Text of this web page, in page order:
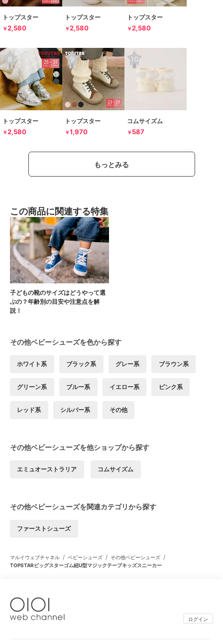
トップスター
￥2,580
トップスター
￥2,580
トップスター
￥2,580
トップスター
￥2,580
トップスター
￥1,970
コムサイズム
￥ 587
もっとみる
この商品に関連する特集
子どもの靴のサイズはどうやって選
ぶの？年齢別の目安や注意点を解
説！
その他ベビーシューズを色から探す
ホワイト系 ブラック系 グレー系 ブラウン系
グリーン系 ブルー系 イエロー系 ピンク系
レッド系 シルバー系 その他
その他ベビーシューズを他ショップから探す
エミュオーストラリア コムサイズム
その他ベビーシューズを関連カテゴリから探す
ファーストシューズ
マルイウェブチャネル / ベビーシューズ / その他ベビーシューズ /
TOPSTARビッグスターゴム紐U型マジックテープキッズスニーカー
ログイン